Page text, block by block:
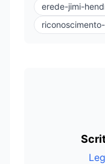
erede-jimi-